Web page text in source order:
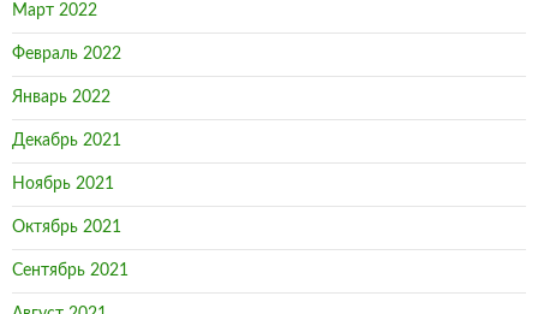
Март 2022
Февраль 2022
Январь 2022
Декабрь 2021
Ноябрь 2021
Октябрь 2021
Сентябрь 2021